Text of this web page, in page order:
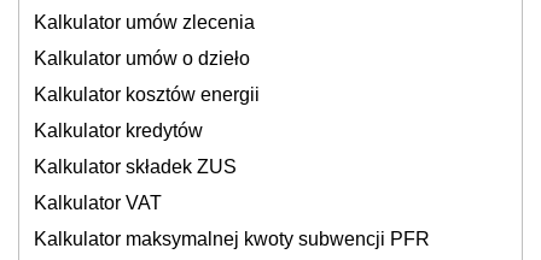
Kalkulator umów zlecenia
Kalkulator umów o dzieło
Kalkulator kosztów energii
Kalkulator kredytów
Kalkulator składek ZUS
Kalkulator VAT
Kalkulator maksymalnej kwoty subwencji PFR